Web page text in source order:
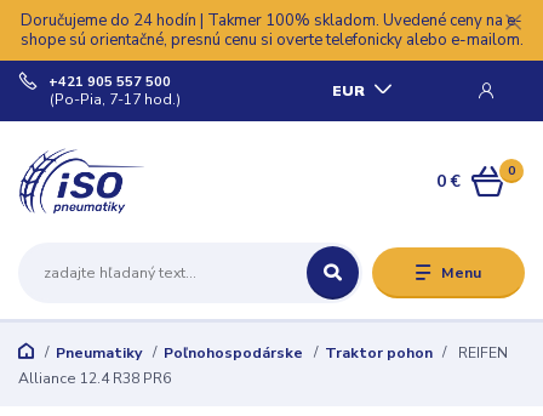
Doručujeme do 24 hodín | Takmer 100% skladom. Uvedené ceny na e-
shope sú orientačné, presnú cenu si overte telefonicky alebo e-mailom.
Menu
EUR
+421 905 557 500
(Po-Pia, 7-17 hod.)
0
0 €
Pneumatiky Poľnohospodárske Traktor pohon
REIFEN
Alliance 12.4 R38 PR6